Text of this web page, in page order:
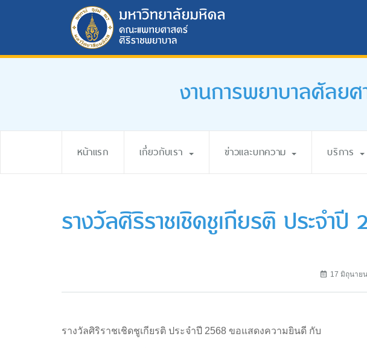
งานการพยาบาลศัลย
หน้าแรก เกี่ยวกับเรา ข่าวและบทความ บริการ
รางวัลศิริราชเชิดชูเกียรติ ประจำปี
17 มิถุนาย
รางวัลศิริราชเชิดชูเกียรติ ประจำปี 2568 ขอแสดงความยินดี กับ